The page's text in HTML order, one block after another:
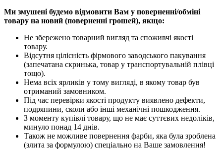
Ми змушені будемо відмовити Вам у поверненні/обміні
товару на новий (поверненні грошей), якщо:
Не збережено товарний вигляд та споживчі якості
товару.
Відсутня цілісність фірмового заводського пакування
(запечатана скринька, товар у транспортувальній плівці
тощо).
Нема всіх ярликів у тому вигляді, в якому товар був
отриманий замовником.
Під час перевірки якості продукту виявлено дефекти,
подряпини, сколи або інші механічні пошкодження.
З моменту купівлі товару, що не має суттєвих недоліків,
минуло понад 14 днів.
Також не можливе повернення фарби, яка була зроблена
(злита за формулою) спеціально на Ваше замовлення!